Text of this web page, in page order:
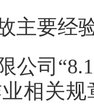
主要经
公司 “
相关